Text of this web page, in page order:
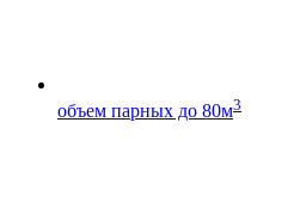
объем парных до 80м3